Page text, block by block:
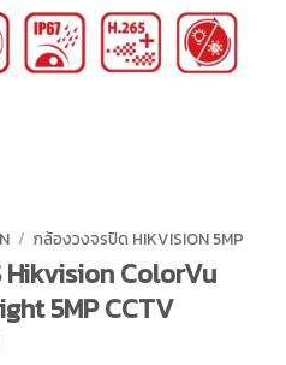
/ กล้องวงจรปิด HIKVISION 5MP
Hikvision ColorVu
5MP CCTV